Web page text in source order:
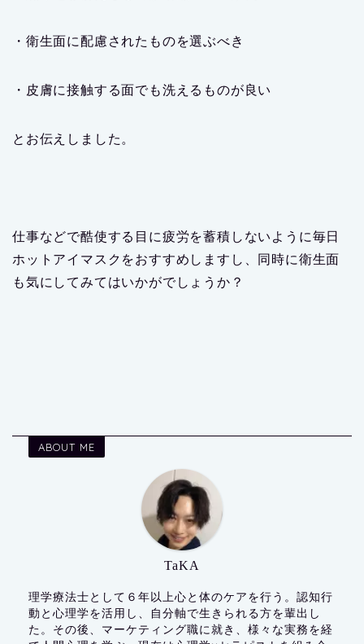
・衛生面に配慮されたものを選ぶべき
・皮膚に接触する面でも洗えるものが良い
とお伝えしました。
仕事などで酷使する目に疲労を蓄積しないように毎日
ホットアイマスクをおすすめしますし、同時に衛生面
も気にしてみてはいかがでしょうか？
ABOUT ME
TaKA
理学療法士として６年以上心と体のケアを行う。認知行
動と心理学を活用し、自分軸で生きられる方を輩出し
た。その後、マーケティング職に就き、様々な実務を経